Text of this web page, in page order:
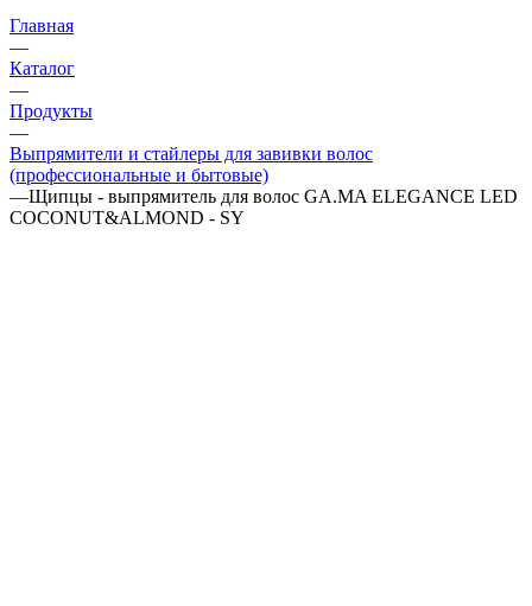
Главная
—
Каталог
—
Продукты
—
Выпрямители и стайлеры для завивки волос
(профессиональные и бытовые)
—Щипцы - выпрямитель для волос GA.MA ELEGANCE LED
COCONUT&ALMOND - SY